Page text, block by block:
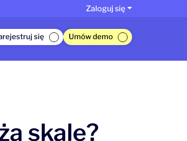
Zaloguj się
się Umów demo
skalę?